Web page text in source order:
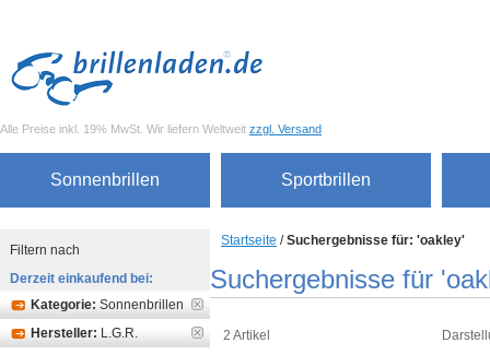
Alle Preise inkl. 19% MwSt. Wir liefern Weltweit zzgl. Versand
Sonnenbrillen Sportbrillen
Startseite /Suchergebnisse für: 'oakley'
Suchergebnisse für
2 Artikel
Filtern nach
Derzeit einkaufend bei:
Kategorie: Sonnenbrillen
Hersteller: L.G.R.